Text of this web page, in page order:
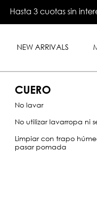
Hasta 6 cuotas sin
Hasta 3 cuotas sin
Comprá online en
Envío gratis en
🚚 Envío en el día en
NEW ARRIVALS
CUERO
No lavar
No utilizar lavarropa ni
Limpiar con trapo
pasar pomada